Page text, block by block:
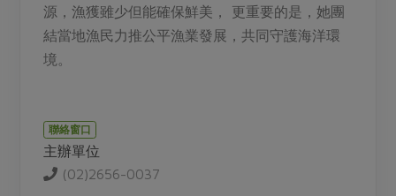
美妝保養 個人清潔
家庭清潔 織品
日用品
最新產品
異國料理
養身食補
節慶大餐
2024農業發展計畫年度報告
更多議題活動
生活者e週報
典藏閱覽室
社務專區
選舉專區
媒體報導
下載專區
源，漁獲雖少但能確保鮮美， 更重要的是，她團
結當地漁民力推公平漁業發展，共同守護海洋環
境。
聯絡窗口
主辦單位
(02)2656-0037